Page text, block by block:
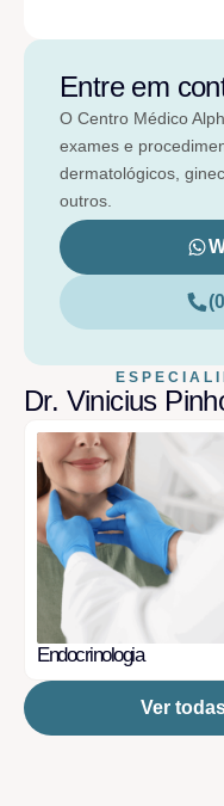
Entre em
O Centro Médico
exames e
dermatológicos,
outros.
Dr. Vinicius
Endocrinologia
Ver